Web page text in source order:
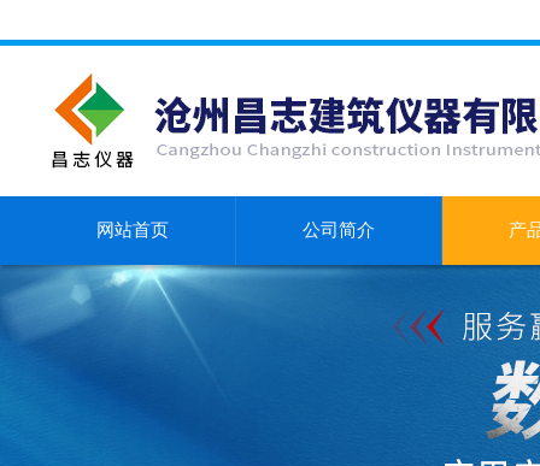
网站首页 公司简介 产